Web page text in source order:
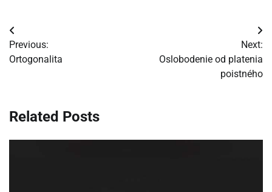
Navigácia
v
Previous:
Ortogonalita
Next:
Oslobodenie od platenia
poistného
Related Posts